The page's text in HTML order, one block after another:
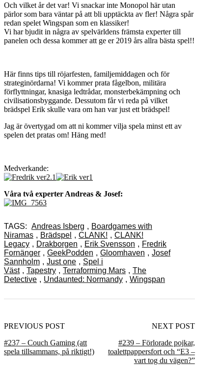
Och vilket år det var! Vi snackar inte Monopol här utan
pärlor som bara väntar på att bli upptäckta av fler! Några spår
redan spelet Wingspan som en klassiker!
Vi har bjudit in några av spelvärldens främsta experter till
panelen och dessa kommer att ge er 2019 års allra bästa spel!!
Här finns tips till röjarfesten, familjemiddagen och för
strateginördarna! Vi kommer prata fågelbon, militära
förflyttningar, knasiga ledtrådar, monsterbekämpning och
civilisationsbyggande. Dessutom får vi reda på vilket
brädspel Erik skulle vara om han var just ett brädspel!
Jag är övertygad om att ni kommer vilja spela minst ett av
spelen det pratas om! Häng med!
Medverkande:
Våra två experter Andreas & Josef:
TAGS: Andreas Isberg , Boardgames with
Niramas , Brädspel , CLANK! , CLANK!
Legacy , Drakborgen , Erik Svensson , Fredrik
Fornänger , GeekPodden , Gloomhaven , Josef
Sannholm , Just one , Spel i
Väst , Tapestry , Terraforming Mars , The
Detective , Undaunted: Normandy , Wingspan
PREVIOUS POST
#237 – Couch Gaming (att
spela tillsammans, på riktigt!)
NEXT POST
#239 – Förlorade pojkar,
toalettpappersfort och “E3 –
vart tog du vägen?”